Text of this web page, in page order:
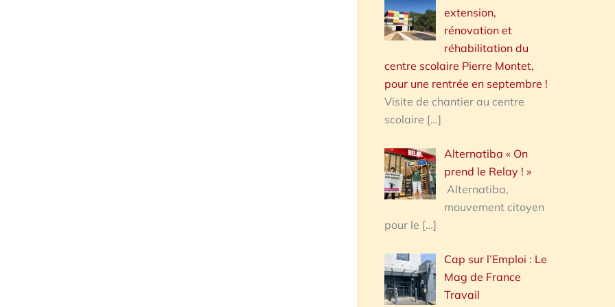
extension,
rénovation et
réhabilitation du
centre scolaire Pierre Montet,
pour une rentrée en septembre !
Visite de chantier au centre
scolaire […]
Alternatiba « On
prend le Relay ! »
Alternatiba,
mouvement citoyen
pour le […]
Cap sur l’Emploi : Le
Mag de France
Travail